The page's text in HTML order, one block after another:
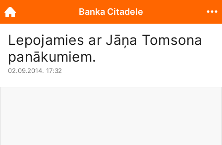
Lepojamies ar Jāņa Tomsona
panākumiem.
02.09.2014. 17:32
Banka Citadele